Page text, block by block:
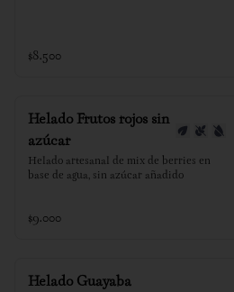
$8.500
Helado Frutos rojos sin
azúcar
Helado artesanal de mix de berries en
base de agua, sin azúcar añadido
$9.000
Helado Guayaba